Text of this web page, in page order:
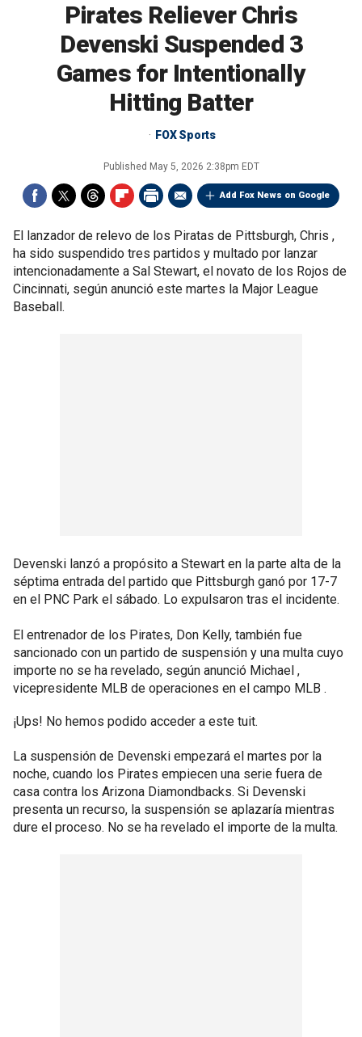
Pirates Reliever Chris
Devenski Suspended 3
Games for Intentionally
Hitting Batter
FOX Sports
Published May 5, 2026 2:38pm EDT
Add Fox News on Google
El lanzador de relevo de los Piratas de Pittsburgh, Chris ,
ha sido suspendido tres partidos y multado por lanzar
intencionadamente a Sal Stewart, el novato de los Rojos de
Cincinnati, según anunció este martes la Major League
Baseball.
Devenski lanzó a propósito a Stewart en la parte alta de la
séptima entrada del partido que Pittsburgh ganó por 17-7
en el PNC Park el sábado. Lo expulsaron tras el incidente.
El entrenador de los Pirates, Don Kelly, también fue
sancionado con un partido de suspensión y una multa cuyo
importe no se ha revelado, según anunció Michael ,
vicepresidente MLB de operaciones en el campo MLB .
¡Ups! No hemos podido acceder a este tuit.
La suspensión de Devenski empezará el martes por la
noche, cuando los Pirates empiecen una serie fuera de
casa contra los Arizona Diamondbacks. Si Devenski
presenta un recurso, la suspensión se aplazaría mientras
dure el proceso. No se ha revelado el importe de la multa.